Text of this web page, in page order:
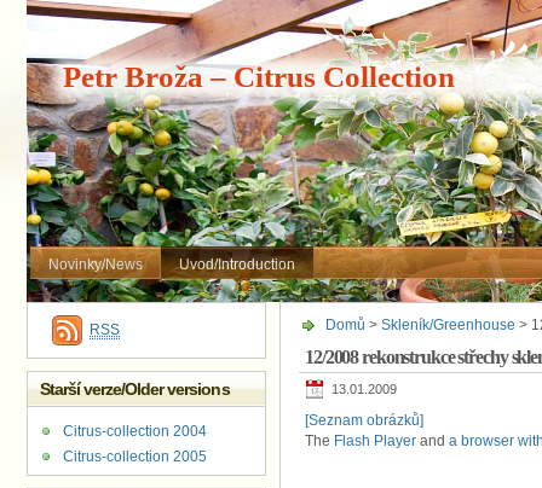
Petr Broža – Citrus Collection
Novinky/News Uvod/Introduction
Domů > Skleník/Greenhouse >
12/2008 rekonstrukce střechy
13.01.2009
[Seznam obrázků]
The Flash Player and a browser
RSS
Starší verze/Older versions
Citrus-collection 2004
Citrus-collection 2005